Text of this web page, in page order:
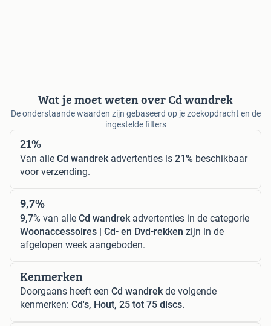
Wat je moet weten over Cd wandrek
De onderstaande waarden zijn gebaseerd op je zoekopdracht en de
ingestelde filters
21%
Van alle Cd wandrek advertenties is 21% beschikbaar
voor verzending.
9,7%
9,7% van alle Cd wandrek advertenties in de categorie
Woonaccessoires | Cd- en Dvd-rekken zijn in de
afgelopen week aangeboden.
Kenmerken
Doorgaans heeft een Cd wandrek de volgende
kenmerken: Cd's, Hout, 25 tot 75 discs.